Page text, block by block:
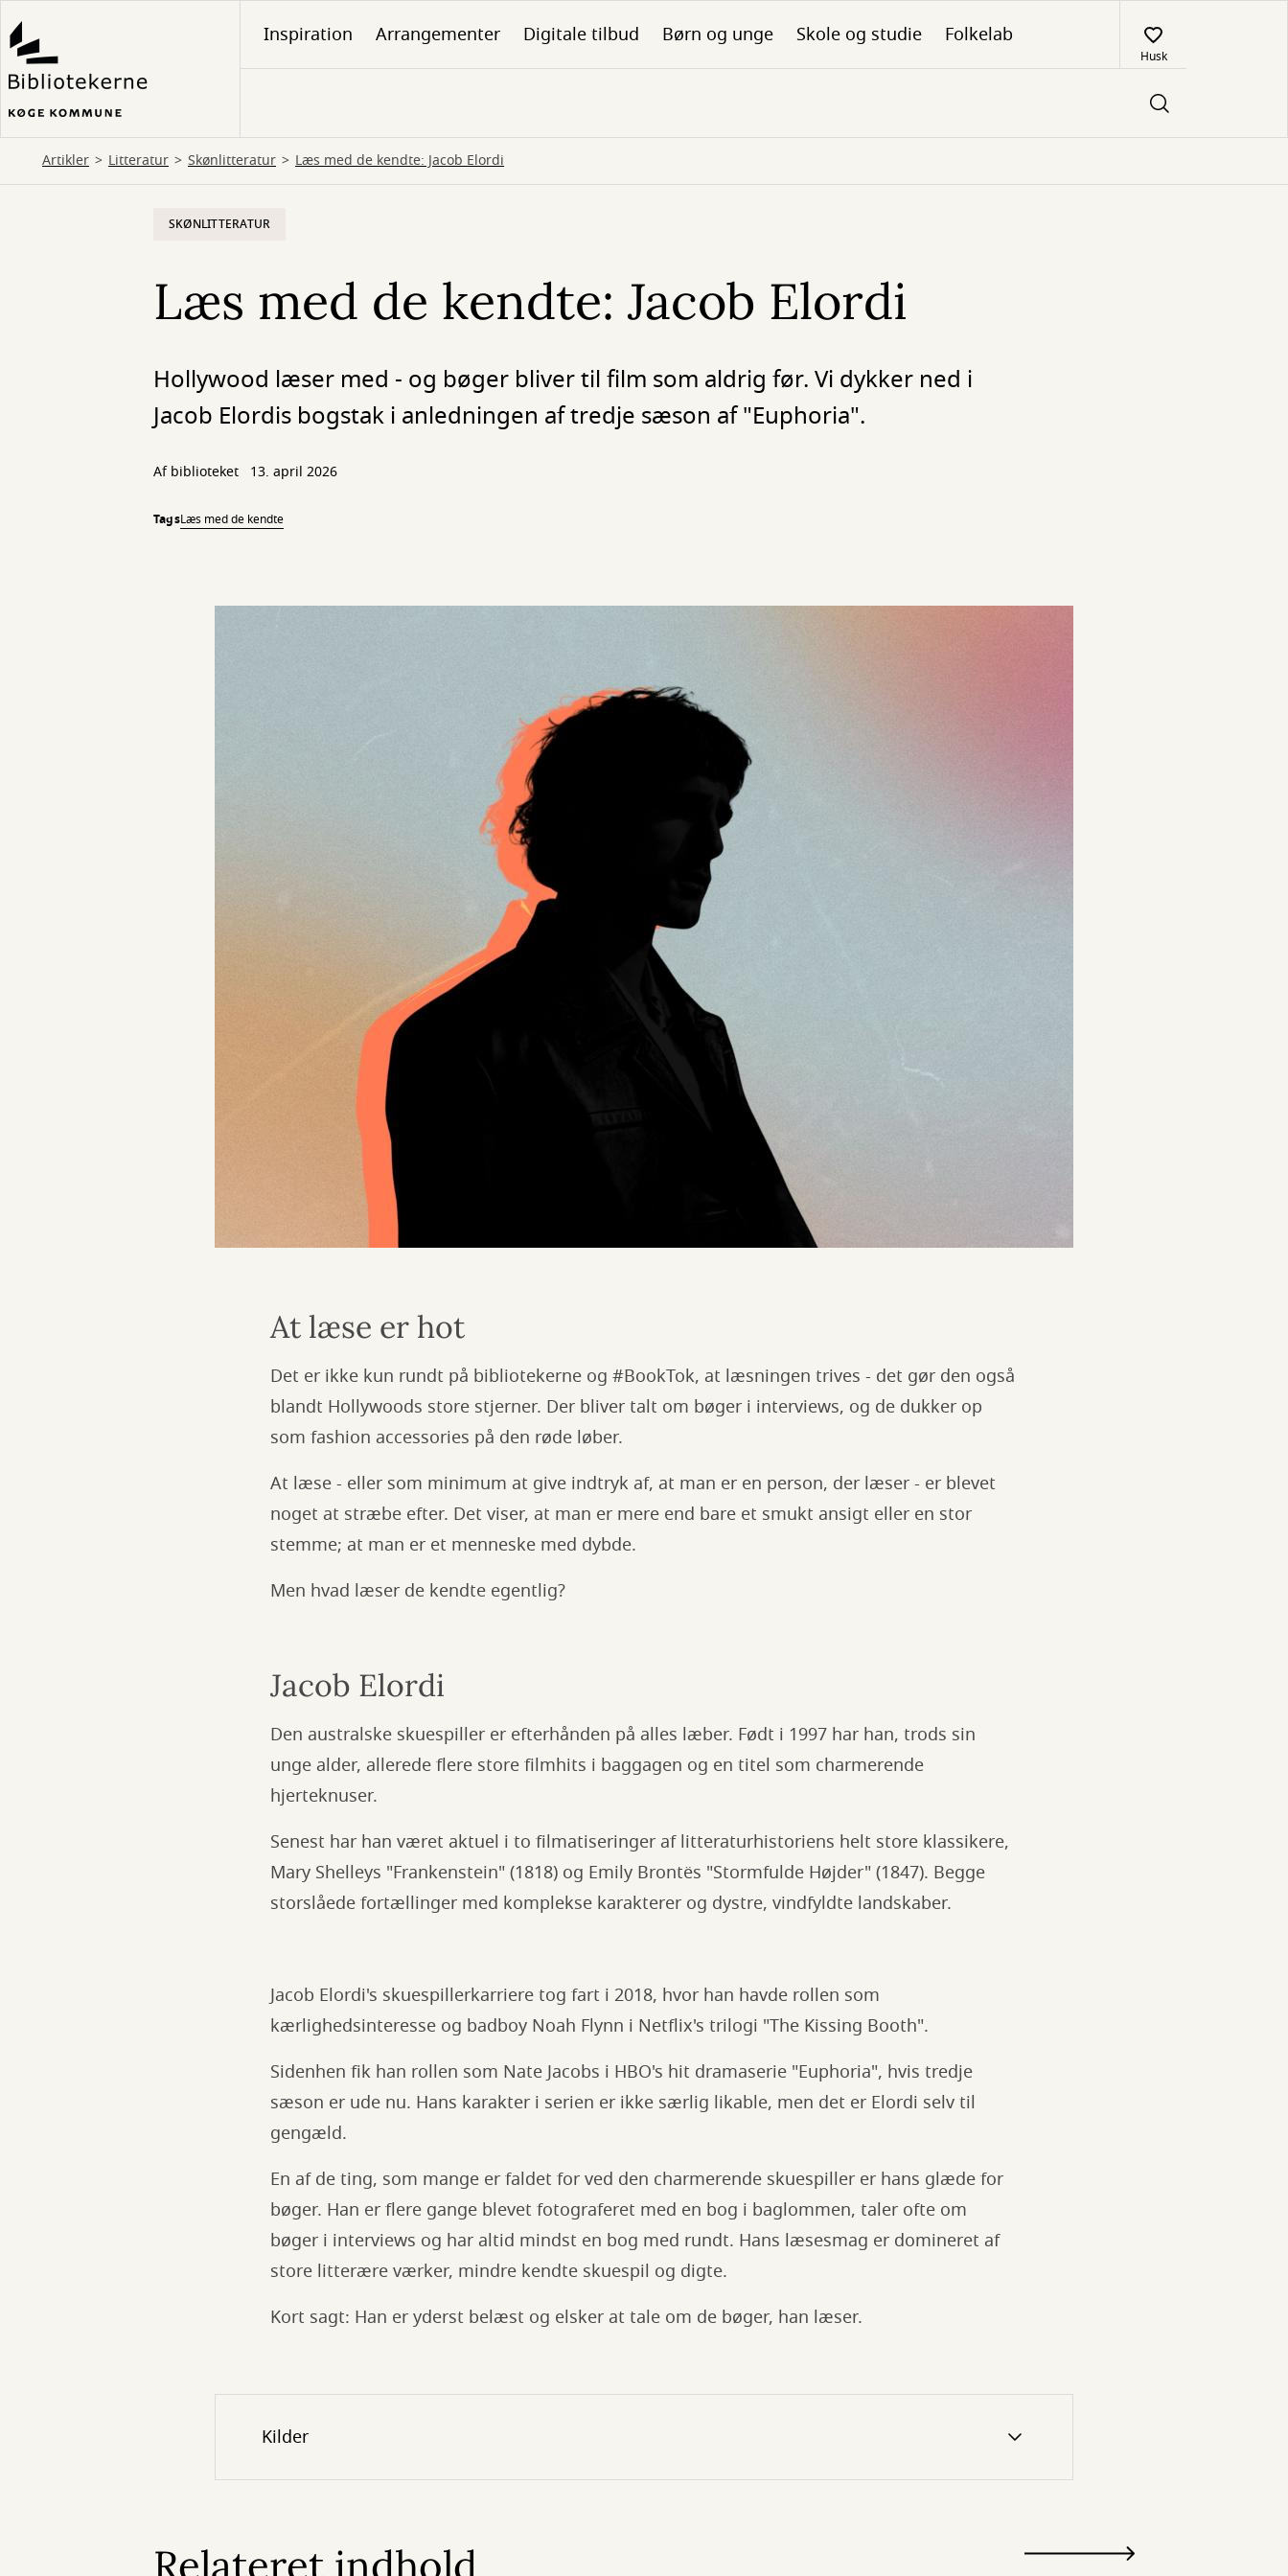
til
hovedindhold
Inspiration Arrangementer Digitale tilbud Børn og unge Skole og studie Folkelab
Husk
Artikler Litteratur Skønlitteratur Læs med de kendte: Jacob Elordi
SKØNLITTERATUR
Læs med de kendte: Jacob Elordi
Hollywood læser med - og bøger bliver til film som aldrig før. Vi dykker ned i
Jacob Elordis bogstak i anledningen af tredje sæson af "Euphoria".
Af biblioteket 13. april 2026
TagsLæs med de kendte
At læse er hot
Det er ikke kun rundt på bibliotekerne og #BookTok, at læsningen trives - det gør den også
blandt Hollywoods store stjerner. Der bliver talt om bøger i interviews, og de dukker op
som fashion accessories på den røde løber.
At læse - eller som minimum at give indtryk af, at man er en person, der læser - er blevet
noget at stræbe efter. Det viser, at man er mere end bare et smukt ansigt eller en stor
stemme; at man er et menneske med dybde.
Men hvad læser de kendte egentlig?
Jacob Elordi
Den australske skuespiller er efterhånden på alles læber. Født i 1997 har han, trods sin
unge alder, allerede flere store filmhits i baggagen og en titel som charmerende
hjerteknuser.
Senest har han været aktuel i to filmatiseringer af litteraturhistoriens helt store klassikere,
Mary Shelleys "Frankenstein" (1818) og Emily Brontës "Stormfulde Højder" (1847). Begge
storslåede fortællinger med komplekse karakterer og dystre, vindfyldte landskaber.
Jacob Elordi's skuespillerkarriere tog fart i 2018, hvor han havde rollen som
kærlighedsinteresse og badboy Noah Flynn i Netflix's trilogi "The Kissing Booth".
Sidenhen fik han rollen som Nate Jacobs i HBO's hit dramaserie "Euphoria", hvis tredje
sæson er ude nu. Hans karakter i serien er ikke særlig likable, men det er Elordi selv til
gengæld.
En af de ting, som mange er faldet for ved den charmerende skuespiller er hans glæde for
bøger. Han er flere gange blevet fotograferet med en bog i baglommen, taler ofte om
bøger i interviews og har altid mindst en bog med rundt. Hans læsesmag er domineret af
store litterære værker, mindre kendte skuespil og digte.
Kort sagt: Han er yderst belæst og elsker at tale om de bøger, han læser.
Kilder
Relateret indhold